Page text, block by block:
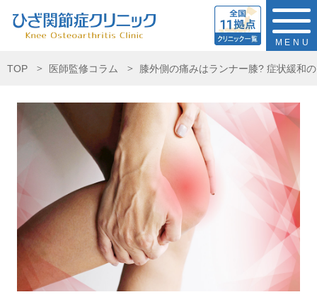
MENU
TOP 医師監修コラム 膝外側の痛みはランナー膝? 症状緩和